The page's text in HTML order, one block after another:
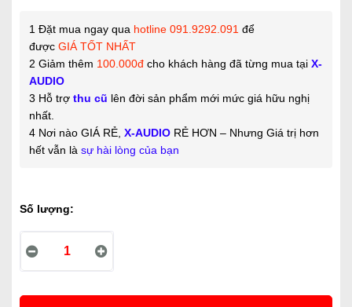
1 Đặt mua ngay qua hotline 091.9292.091 để
được GIÁTỐT NHẤT
2 Giảm thêm 100.000đ cho khách hàng đã từng mua tại X-
AUDIO
3 Hỗ trợ thu cũ lên đời sản phẩm mới mức giá hữu nghị
nhất.
4 Nơi nào GIÁ RẺ, X-AUDIO RẺ HƠN – Nhưng Giá trị hơn
hết vẫn là sự hài lòng của bạn
Số lượng: